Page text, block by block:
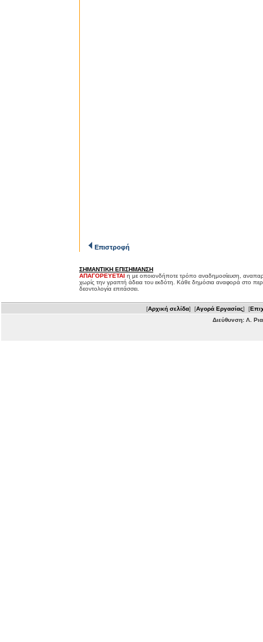
Επιστροφή
ΣΗΜΑΝΤΙΚΗ ΕΠΙΣΗΜΑΝΣΗ
ΑΠΑΓΟΡΕΥΕΤΑΙ η με οποιονδήποτε τρόπο αναδημοσίευση,
χωρίς την γραπτή άδεια του εκδότη. Κάθε δημόσια αναφορά στο
δεοντολογία επιτάσσει.
[Αρχική σελίδα] [Αγορά Εργασίας] [
Διεύθυνση: Λ.